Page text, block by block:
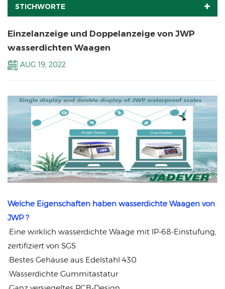
STICHWORTE
Einzelanzeige und Doppelanzeige von JWP
wasserdichten Waagen
AUG 19, 2022
Welche Eigenschaften haben wasserdichte Waagen von
JWP?
·Eine wirklich wasserdichte Waage mit IP-68-Einstufung,
zertifiziert von SGS
·Bestes Gehäuse aus Edelstahl 430
·Wasserdichte Gummitastatur